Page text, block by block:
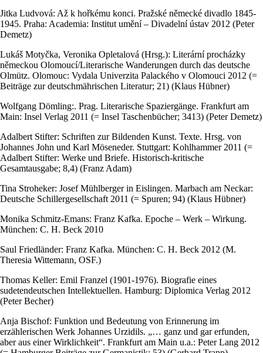
Jitka Ludvová: Až k hořkému konci. Pražské německé divadlo 1845-
1945. Praha: Academia: Institut umění – Divadelní ústav 2012 (Peter
Demetz)
Lukáš Motyčka, Veronika Opletalová (Hrsg.): Literární procházky
německou Olomoucí/Literarische Wanderungen durch das deutsche
Olmütz. Olomouc: Vydala Univerzita Palackého v Olomouci 2012 (=
Beiträge zur deutschmährischen Literatur; 21) (Klaus Hübner)
Wolfgang Dömling:. Prag. Literarische Spaziergänge. Frankfurt am
Main: Insel Verlag 2011 (= Insel Taschenbücher; 3413) (Peter Demetz)
Adalbert Stifter: Schriften zur Bildenden Kunst. Texte. Hrsg. von
Johannes John und Karl Möseneder. Stuttgart: Kohlhammer 2011 (=
Adalbert Stifter: Werke und Briefe. Historisch-kritische
Gesamtausgabe; 8,4) (Franz Adam)
Tina Stroheker: Josef Mühlberger in Eislingen. Marbach am Neckar:
Deutsche Schillergesellschaft 2011 (= Spuren; 94) (Klaus Hübner)
Monika Schmitz-Emans: Franz Kafka. Epoche – Werk – Wirkung.
München: C. H. Beck 2010
Saul Friedländer: Franz Kafka. München: C. H. Beck 2012 (M.
Theresia Wittemann, OSF.)
Thomas Keller: Emil Franzel (1901-1976). Biografie eines
sudetendeutschen Intellektuellen. Hamburg: Diplomica Verlag 2012
(Peter Becher)
Anja Bischof: Funktion und Bedeutung von Erinnerung im
erzählerischen Werk Johannes Urzidils. „… ganz und gar erfunden,
aber aus einer Wirklichkeit“. Frankfurt am Main u.a.: Peter Lang 2012